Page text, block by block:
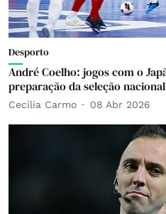
Desporto
André Coelho: jogos com o
preparação da seleção
Cecília Carmo 08 Abr 2026